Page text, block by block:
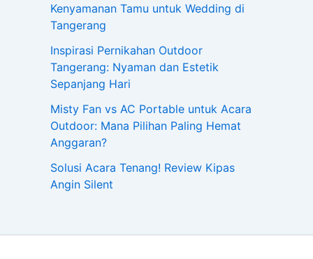
Kenyamanan Tamu untuk Wedding di
Tangerang
Inspirasi Pernikahan Outdoor
Tangerang: Nyaman dan Estetik
Sepanjang Hari
Misty Fan vs AC Portable untuk Acara
Outdoor: Mana Pilihan Paling Hemat
Anggaran?
Solusi Acara Tenang! Review Kipas
Angin Silent